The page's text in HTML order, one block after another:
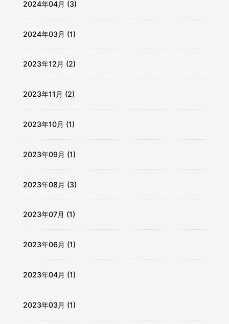
2024年04月 (3)
2024年03月 (1)
2023年12月 (2)
2023年11月 (2)
2023年10月 (1)
2023年09月 (1)
2023年08月 (3)
2023年07月 (1)
2023年06月 (1)
2023年04月 (1)
2023年03月 (1)